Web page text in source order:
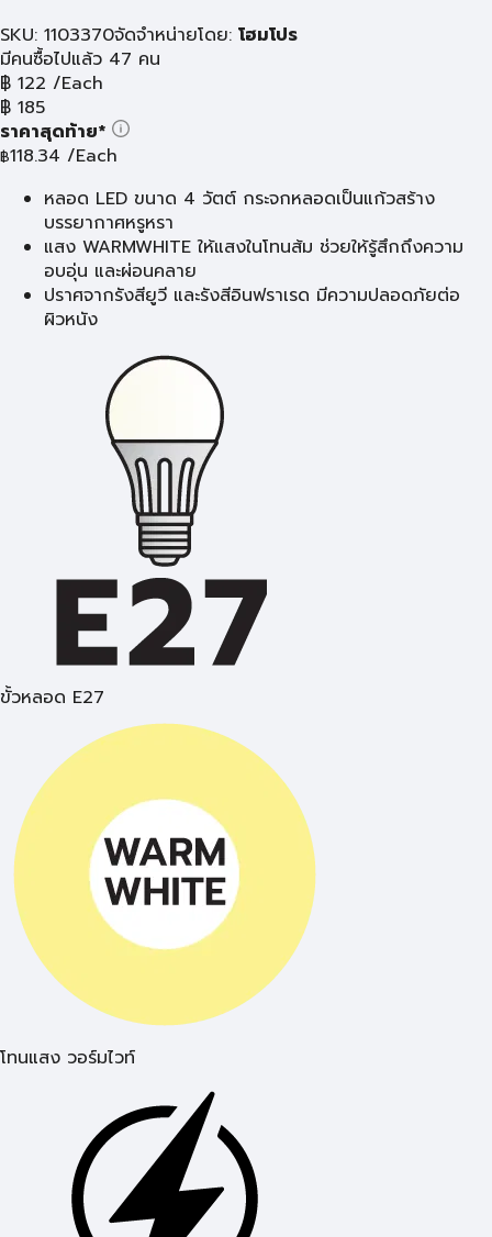
SKU: 1103370จัดจำหน่ายโดย: โฮมโปร
มีคนซื้อไปแล้ว 47 คน
฿ 122 /Each
฿ 185
ราคาสุดท้าย*
฿118.34 /Each
หลอด LED ขนาด 4 วัตต์ กระจกหลอดเป็นแก้วสร้าง
บรรยากาศหรูหรา
แสง WARMWHITE ให้แสงในโทนส้ม ช่วยให้รู้สึกถึงความ
อบอุ่น และผ่อนคลาย
ปราศจากรังสียูวี และรังสีอินฟราเรด มีความปลอดภัยต่อ
ผิวหนัง
ขั้วหลอด E27
โทนแสง วอร์มไวท์